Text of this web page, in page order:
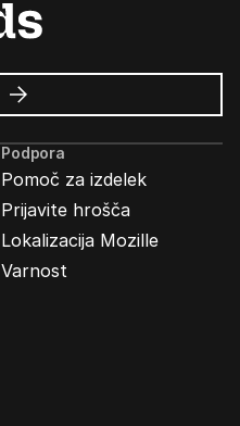
o
Oglasi
Mozilla
Podpora
Pomoč za izdelek
Prijavite hrošča
Lokalizacija Mozille
Varnost